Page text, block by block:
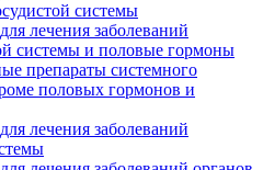
системы
лечения заболеваний
системы и половые гормоны
препараты системного
половых гормонов и
лечения заболеваний